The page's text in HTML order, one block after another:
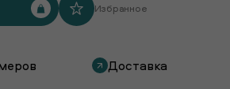
Избранное
Доставка